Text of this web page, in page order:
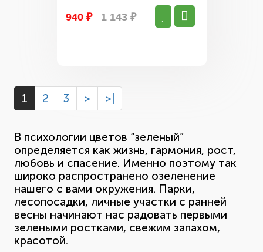
940 ₽ 1 143 ₽
1 2 3 > >|
В психологии цветов “зеленый”
определяется как жизнь, гармония, рост,
любовь и спасение. Именно поэтому так
широко распространено озеленение
нашего с вами окружения. Парки,
лесопосадки, личные участки с ранней
весны начинают нас радовать первыми
зелеными ростками, свежим запахом,
красотой.